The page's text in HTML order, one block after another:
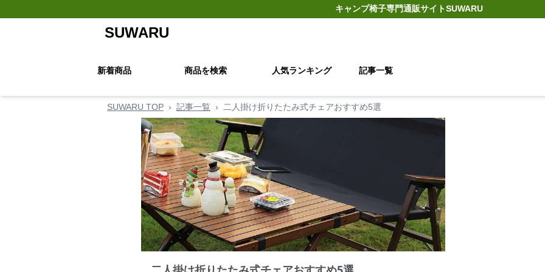
キャンプ椅子専門通販サイトSUWARU
SUWARU
新着商品 商品を検索 人気ランキング 記事一覧
SUWARU TOP › 記事一覧 › 二人掛け折りたたみ式チェアおすすめ5選